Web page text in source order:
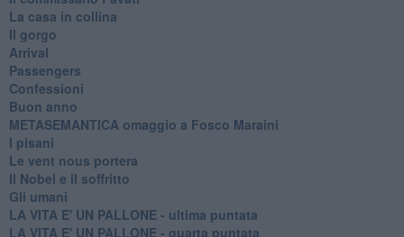
La casa in collina
Il gorgo
Arrival
Passengers
Confessioni
Buon anno
METASEMANTICA omaggio a Fosco Maraini
I pisani
Le vent nous portera
Il Nobel e il soffritto
Gli umani
LA VITA E' UN PALLONE - ultima puntata
LA VITA E' UN PALLONE - quarta puntata